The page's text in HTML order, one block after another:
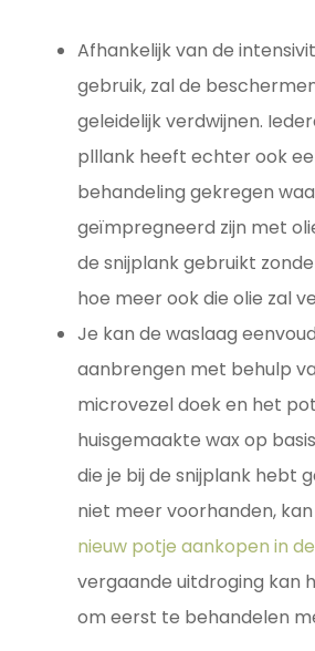
Afhankelijk van de
gebruik, zal de
geleidelijk verdwijnen.
plllank heeft echter ook
behandeling gekregen
geïmpregneerd zijn met
de snijplank gebruikt
hoe meer ook die olie zal
Je kan de waslaag
aanbrengen met behulp
microvezel doek en het
huisgemaakte wax op
die je bij de snijplank hebt
niet meer voorhanden,
nieuw potje aankopen in
vergaande uitdroging kan
om eerst te behandelen